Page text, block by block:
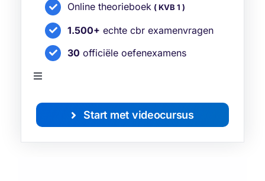
Online theorieboek ( KVB 1 )
1.500+ echte cbr examenvragen
30 officiële oefenexamens
Toggle
Bekijk alle functies
Start met videocursus